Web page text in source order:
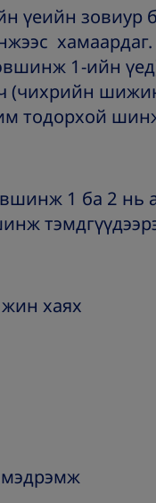
үеийн зовиур
хамаардаг.
1-ийн
(чихрийн
тодорхой
1 ба 2 нь
хаях
мэдрэмж